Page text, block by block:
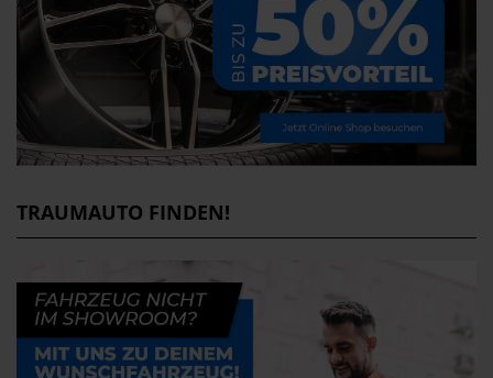
TRAUMAUTO FINDEN!